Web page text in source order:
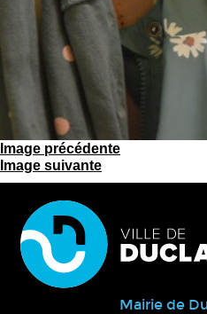
Image précédente
Image suivante
Mairie de